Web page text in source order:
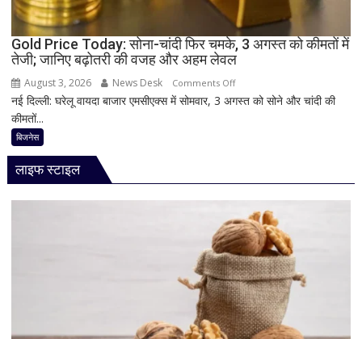
बड़े
कारण
और
समाधान
Gold Price Today: सोना-चांदी फिर चमके, 3 अगस्त को कीमतों में
तेजी; जानिए बढ़ोतरी की वजह और अहम लेवल
August 3, 2026 News Desk Comments Offon
Gold
फिर
3
अगस्त
को
कीमतों
में
तेजी;
जानिए
नई दिल्ली: घरेलू वायदा बाजार एमसीएक्स में सोमवार, 3 अगस्त को सोने और चांदी की
कीमतों...
बिजनेस
लाइफ स्टाइल